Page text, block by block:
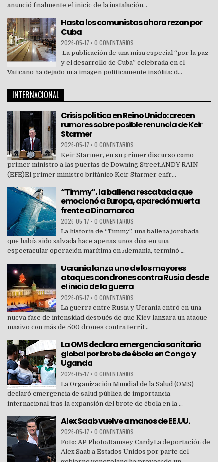
anunció finalmente el inicio de la instalación...
Hasta los comunistas ahora rezan por
Cuba
2026-05-17 • 0 COMENTARIOS
La publicación de una misa especial “por la paz
y el desarrollo de Cuba” celebrada en el
Vaticano ha dejado una imagen políticamente insólita: d...
INTERNACIONAL
Crisis política en Reino Unido: crecen
rumores sobre posible renuncia de Keir
Starmer
2026-05-17 • 0 COMENTARIOS
Keir Starmer, en su primer discurso como
primer ministro a las puertas de Downing Street.ANDY RAIN
(EFE)El primer ministro británico Keir Starmer enfr...
“Timmy”, la ballena rescatada que
emocionó a Europa, apareció muerta
frente a Dinamarca
2026-05-17 • 0 COMENTARIOS
La historia de “Timmy”, una ballena jorobada
que había sido salvada hace apenas unos días en una
espectacular operación marítima en Alemania, terminó ...
Ucrania lanza uno de los mayores
ataques con drones contra Rusia desde
el inicio de la guerra
2026-05-17 • 0 COMENTARIOS
La guerra entre Rusia y Ucrania entró en una
nueva fase de intensidad después de que Kiev lanzara un ataque
masivo con más de 500 drones contra territ...
La OMS declara emergencia sanitaria
global por brote de ébola en Congo y
Uganda
2026-05-17 • 0 COMENTARIOS
La Organización Mundial de la Salud (OMS)
declaró emergencia de salud pública de importancia
internacional tras la expansión del brote de ébola en la ...
Alex Saab vuelve a manos de EE.UU.
2026-05-17 • 0 COMENTARIOS
Foto: AP Photo/Ramsey CardyLa deportación de
Alex Saab a Estados Unidos por parte del